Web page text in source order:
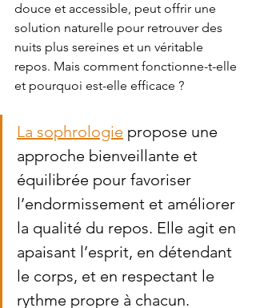
douce et accessible, peut offrir une
solution naturelle pour retrouver des
nuits plus sereines et un véritable
repos. Mais comment fonctionne-t-elle
et pourquoi est-elle efficace ?
La sophrologie propose une
approche bienveillante et
équilibrée pour favoriser
l’endormissement et améliorer
la qualité du repos. Elle agit en
apaisant l’esprit, en détendant
le corps, et en respectant le
rythme propre à chacun.